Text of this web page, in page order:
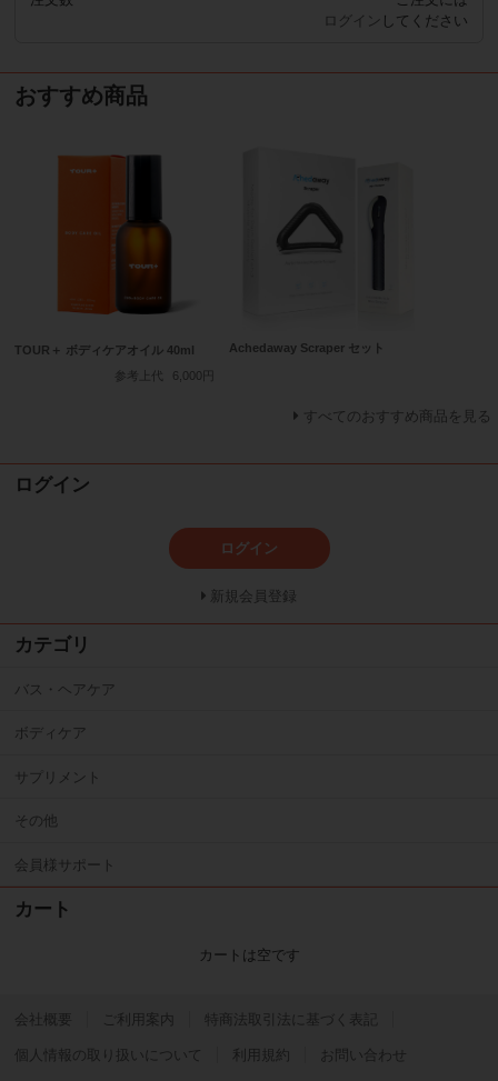
ログイン してください
おすすめ商品
TOUR＋ ボディケアオイル 40ml
参考上代
6,000円
Achedaway Scraper セット
すべてのおすすめ商品を見る
ログイン
ログイン
新規会員登録
カテゴリ
バス・ヘアケア
ボディケア
サプリメント
その他
会員様サポート
カート
カートは空です
会社概要 ご利用案内 特商法取引法に基づく表記
個人情報の取り扱いについて 利用規約 お問い合わせ